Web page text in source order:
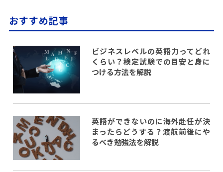
おすすめ記事
ビジネスレベルの英語力ってどれ
くらい？検定試験での目安と身に
つける方法を解説
英語ができないのに海外赴任が決
まったらどうする？渡航前後にや
るべき勉強法を解説